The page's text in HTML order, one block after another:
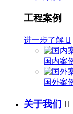
工程案例
进一步了解 
国内案
国外案
关于我们 